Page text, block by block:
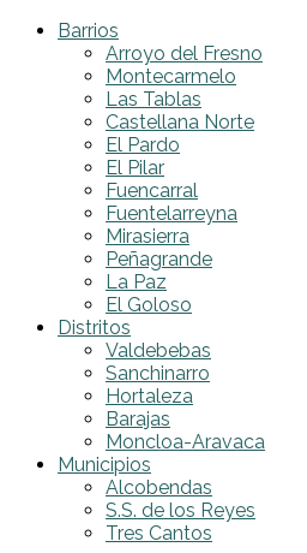
Barrios
Arroyo del Fresno
Montecarmelo
Las Tablas
Castellana Norte
El Pardo
El Pilar
Fuencarral
Fuentelarreyna
Mirasierra
Peñagrande
La Paz
El Goloso
Distritos
Valdebebas
Sanchinarro
Hortaleza
Barajas
Moncloa-Aravaca
Municipios
Alcobendas
S.S. de los Reyes
Tres Cantos